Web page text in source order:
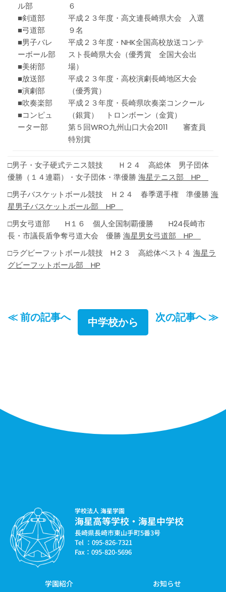
ル部
■剣道部
■弓道部
■男子バレ
ーボール部
■美術部
■放送部
■演劇部
■吹奏楽部
■コンピュ
ーター部
６
平成２３年度・高文連長崎県大会 入選
９名
平成２３年度・NHK全国高校放送コンテ
スト長崎県大会（優秀賞 全国大会出
場）
平成２３年度・高校演劇長崎地区大会
（優秀賞）
平成２３年度・長崎県吹奏楽コンクール
（銀賞） トロンボーン（金賞）
第５回WRO九州山口大会2011 審査員
特別賞
□男子・女子硬式テニス競技 Ｈ２４ 高総体 男子団体
優勝（１４連覇）・女子団体・準優勝 海星テニス部 HP
□男子バスケットボール競技 Ｈ２４ 春季選手権 準優勝 海
星男子バスケットボール部 HP
□男女弓道部 H１６ 個人全国制覇優勝 H24長崎市
長・市議長盾争奪弓道大会 優勝 海星男女弓道部 HP
□ラグビーフットボール競技 H２３ 高総体ベスト４ 海星ラ
グビーフットボール部 HP
≪ 前の記事へ 中学校から 次の記事へ ≫
学校法人 海星学園
海星高等学校・海星中学校
長崎県長崎市東山手町5番3号
Tel ：095-826-7321
Fax：095-820-5696
学園紹介 お知らせ